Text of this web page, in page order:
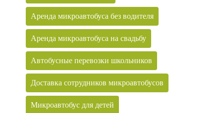
Аренда микроавтобуса без водителя
Аренда микроавтобуса на свадьбу
Автобусные перевозки школьников
Доставка сотрудников микроавтобусов
Микроавтобус для детей